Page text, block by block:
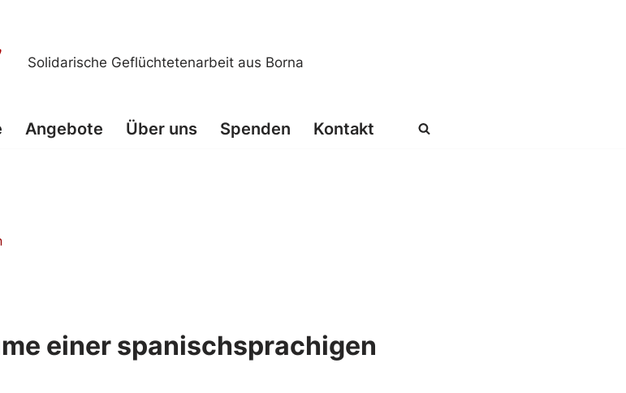
Solidarische Geflüchtetenarbeit aus Borna
Angebote Über uns Spenden Kontakt
einer spanischsprachigen